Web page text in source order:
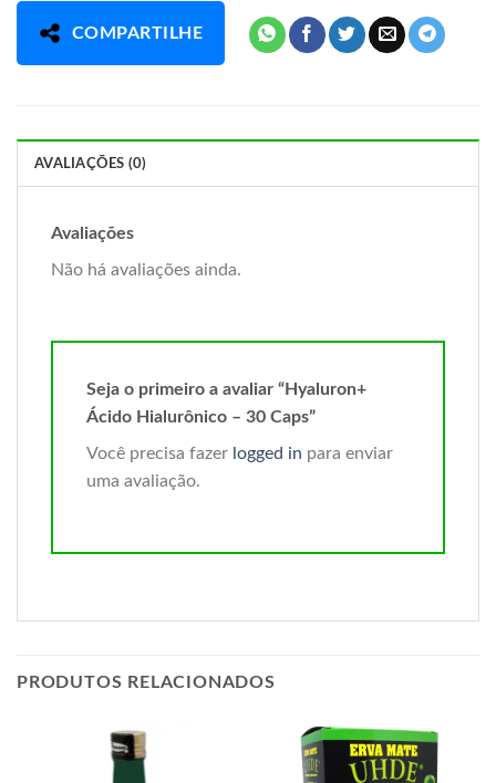
COMPARTILHE
AVALIAÇÕES (0)
Avaliações
Não há avaliações ainda.
Seja o primeiro a avaliar “Hyaluron+
Ácido Hialurônico – 30 Caps”
Você precisa fazer logged in para enviar
uma avaliação.
PRODUTOS RELACIONADOS